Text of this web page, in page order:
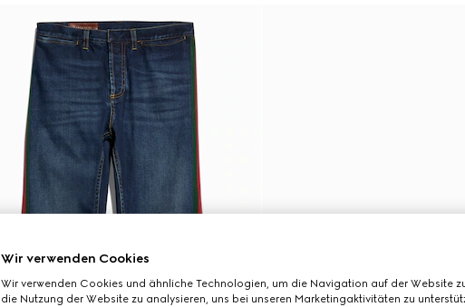
Wir verwenden Cookies
Wir verwenden Cookies und ähnliche Technologien, um die Navigation auf der Website
die Nutzung der Website zu analysieren, uns bei unseren Marketingaktivitäten zu